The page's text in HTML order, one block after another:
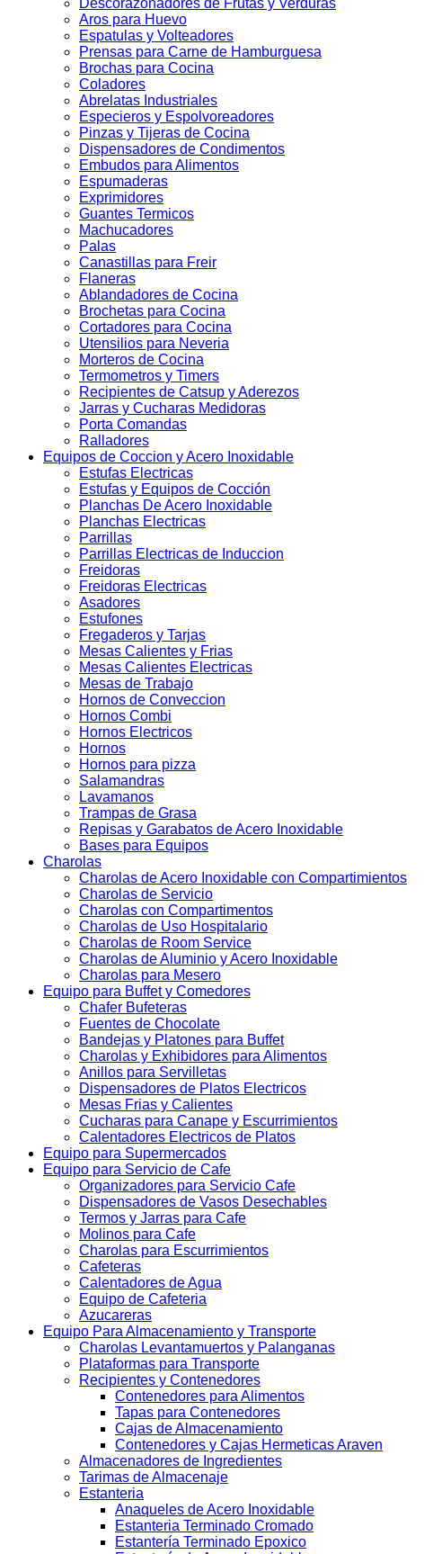
Descorazonadores de Frutas y Verduras
Aros para Huevo
Espatulas y Volteadores
Prensas para Carne de Hamburguesa
Brochas para Cocina
Coladores
Abrelatas Industriales
Especieros y Espolvoreadores
Pinzas y Tijeras de Cocina
Dispensadores de Condimentos
Embudos para Alimentos
Espumaderas
Exprimidores
Guantes Termicos
Machucadores
Palas
Canastillas para Freir
Flaneras
Ablandadores de Cocina
Brochetas para Cocina
Cortadores para Cocina
Utensilios para Neveria
Morteros de Cocina
Termometros y Timers
Recipientes de Catsup y Aderezos
Jarras y Cucharas Medidoras
Porta Comandas
Ralladores
Equipos de Coccion y Acero Inoxidable
Estufas Electricas
Estufas y Equipos de Cocción
Planchas De Acero Inoxidable
Planchas Electricas
Parrillas
Parrillas Electricas de Induccion
Freidoras
Freidoras Electricas
Asadores
Estufones
Fregaderos y Tarjas
Mesas Calientes y Frias
Mesas Calientes Electricas
Mesas de Trabajo
Hornos de Conveccion
Hornos Combi
Hornos Electricos
Hornos
Hornos para pizza
Salamandras
Lavamanos
Trampas de Grasa
Repisas y Garabatos de Acero Inoxidable
Bases para Equipos
Charolas
Charolas de Acero Inoxidable con Compartimientos
Charolas de Servicio
Charolas con Compartimentos
Charolas de Uso Hospitalario
Charolas de Room Service
Charolas de Aluminio y Acero Inoxidable
Charolas para Mesero
Equipo para Buffet y Comedores
Chafer Bufeteras
Fuentes de Chocolate
Bandejas y Platones para Buffet
Charolas y Exhibidores para Alimentos
Anillos para Servilletas
Dispensadores de Platos Electricos
Mesas Frias y Calientes
Cucharas para Canape y Escurrimientos
Calentadores Electricos de Platos
Equipo para Supermercados
Equipo para Servicio de Cafe
Organizadores para Servicio Cafe
Dispensadores de Vasos Desechables
Termos y Jarras para Cafe
Molinos para Cafe
Charolas para Escurrimientos
Cafeteras
Calentadores de Agua
Equipo de Cafeteria
Azucareras
Equipo Para Almacenamiento y Transporte
Charolas Levantamuertos y Palanganas
Plataformas para Transporte
Recipientes y Contenedores
Contenedores para Alimentos
Tapas para Contenedores
Cajas de Almacenamiento
Contenedores y Cajas Hermeticas Araven
Almacenadores de Ingredientes
Tarimas de Almacenaje
Estanteria
Anaqueles de Acero Inoxidable
Estanteria Terminado Cromado
Estantería Terminado Epoxico